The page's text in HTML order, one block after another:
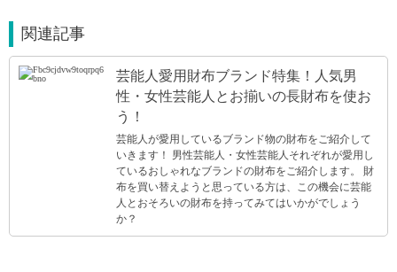
関連記事
芸能人愛用財布ブランド特集！人気男
性・女性芸能人とお揃いの長財布を使お
う！
芸能人が愛用しているブランド物の財布をご紹介して
いきます！ 男性芸能人・女性芸能人それぞれが愛用し
ているおしゃれなブランドの財布をご紹介します。 財
布を買い替えようと思っている方は、この機会に芸能
人とおそろいの財布を持ってみてはいかがでしょう
か？